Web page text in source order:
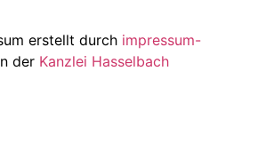
erstellt durch impressum-
der Kanzlei Hasselbach